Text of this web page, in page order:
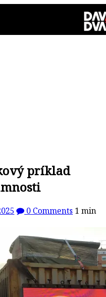
príklad
0 Comments 1 min